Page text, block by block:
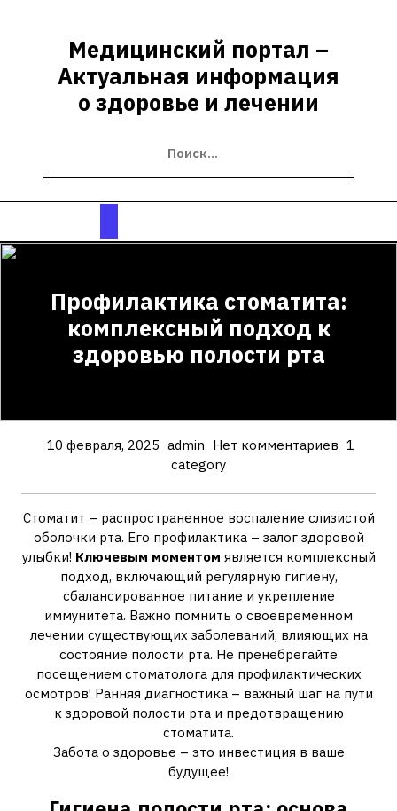
содержимомуМедицинский портал –
Актуальная информация
о здоровье и лечении
Кнопка
Профилактика стоматита:
комплексный подход к
здоровью полости рта
10 февраля, 2025 admin Нет комментариев 1
category
Стоматит – распространенное воспаление слизистой
оболочки рта. Его профилактика – залог здоровой
улыбки! Ключевым моментом является комплексный
подход, включающий регулярную гигиену,
сбалансированное питание и укрепление
иммунитета. Важно помнить о своевременном
лечении существующих заболеваний, влияющих на
состояние полости рта. Не пренебрегайте
посещением стоматолога для профилактических
осмотров! Ранняя диагностика – важный шаг на пути
к здоровой полости рта и предотвращению
стоматита.
Забота о здоровье – это инвестиция в ваше
будущее!